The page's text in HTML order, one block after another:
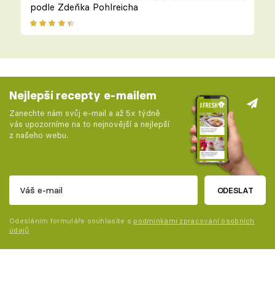
podle Zdeňka Pohlreicha
Nejlepší recepty e-mailem
Zanechte nám svůj e-mail a až 5x týdně
vás upozorníme na to nejnovější a nejlepší
z našeho webu.
ODESLAT
Odesláním formuláře souhlasíte s podmínkami zpracování osobních
údajů